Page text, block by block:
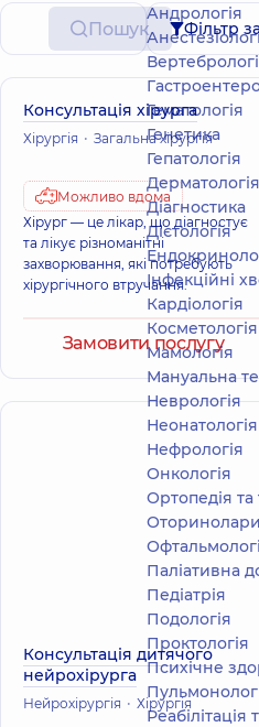
Пошук Фільтр
Консультація хірурга
Хірургія Загальна хірургія
Можливо вдома
Хірург — це лікар, що діагностує
та лікує різноманітні
захворювання, які потребують
хірургічного втручання.
Замовити послугу
Консультація дитячого
нейрохірурга
Нейрохірургія Хірургія
Андрологія
Гематологія
Генетика
Гепатологія
Дерматологія
Діагностика
Дієтологія
Інфекційні
Кардіологія
Косметологія
Мамологія
Мануальна
Неврологія
Неонатологія
Нефрологія
Онкологія
Ортопедія та
Паліативна
Педіатрія
Подологiя
Проктологія
Психічне
Реабілітація